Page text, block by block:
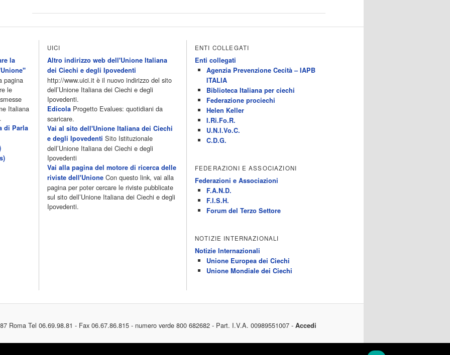
la
pagina
le
Italiana
di Parla
UICI
Altro indirizzo web dell'Unione Italiana
dei Ciechi e degli Ipovedenti
http://www.uici.it è il nuovo indirizzo del sito
dell’Unione Italiana dei Ciechi e degli
Ipovedenti.
Edicola Progetto Evalues: quotidiani da
scaricare.
Vai al sito dell'Unione Italiana dei Ciechi
e degli Ipovedenti Sito Istituzionale
dell’Unione Italiana dei Ciechi e degli
Ipovedenti
Vai alla pagina del motore di ricerca delle
riviste dell'Unione Con questo link, vai alla
pagina per poter cercare le riviste pubblicate
sul sito dell’Unione Italiana dei Ciechi e degli
Ipovedenti.
ENTI COLLEGATI
Enti collegati
Agenzia Prevenzione Cecità – IAPB
ITALIA
Biblioteca Italiana per ciechi
Federazione prociechi
Helen Keller
I.Ri.Fo.R.
U.N.I.Vo.C.
C.D.G.
FEDERAZIONI E ASSOCIAZIONI
Federazioni e Associazioni
F.A.N.D.
F.I.S.H.
Forum del Terzo Settore
NOTIZIE INTERNAZIONALI
Notizie Internazionali
Unione Europea dei Ciechi
Unione Mondiale dei Ciechi
Roma Tel 06.69.98.81 - Fax 06.67.86.815 - numero verde 800 682682 - Part. I.V.A. 00989551007 - Accedi